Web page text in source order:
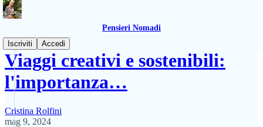
Pensieri Nomadi
Iscriviti
Accedi
Viaggi creativi e sostenibili:
l'importanza…
Cristina Rolfini
mag 9, 2024